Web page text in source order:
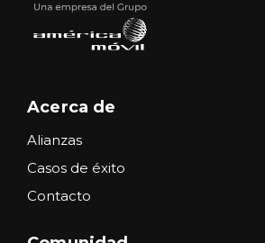
Acerca de
Alianzas
Casos de éxito
Contacto